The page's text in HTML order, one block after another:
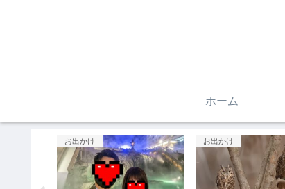
ホーム
コスメ グルメ